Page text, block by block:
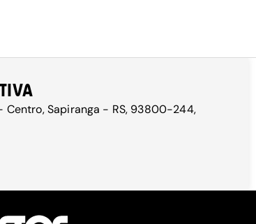
Centro, Sapiranga - RS, 93800-244,